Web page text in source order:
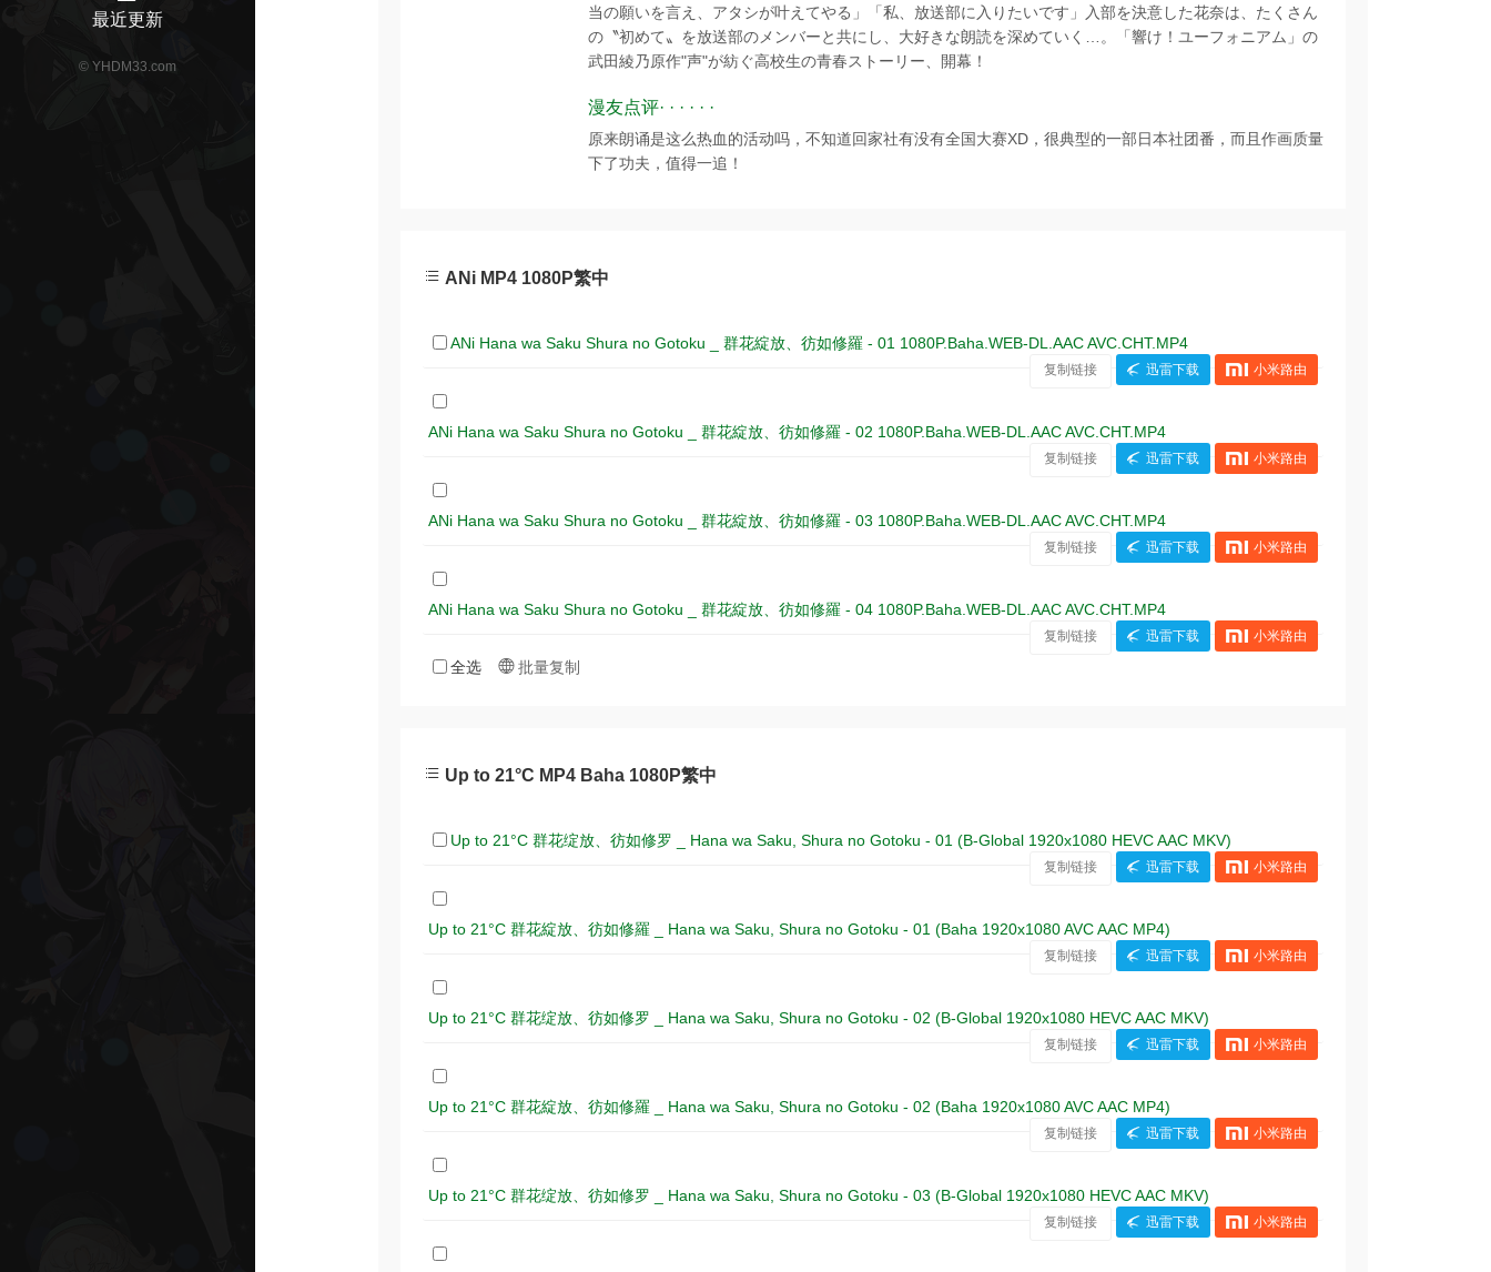
最近更新
© YHDM33.com
当の願いを言え、アタシが叶えてやる」「私、放送部に入りたいです」入部を決意した花奈は、たくさん
の〝初めて〟を放送部のメンバーと共にし、大好きな朗読を深めていく…。「響け！ユーフォニアム」の
武田綾乃原作"声"が紡ぐ高校生の青春ストーリー、開幕！
漫友点评· · · · · ·
原来朗诵是这么热血的活动吗，不知道回家社有没有全国大赛XD，很典型的一部日本社团番，而且作画质量
下了功夫，值得一追！
ANi MP4 1080P繁中
ANi Hana wa Saku Shura no Gotoku _ 群花綻放、彷如修羅 - 01 1080P.Baha.WEB-DL.AAC AVC.CHT.MP4
复制链接 迅雷下载 小米路由
ANi Hana wa Saku Shura no Gotoku _ 群花綻放、彷如修羅 - 02 1080P.Baha.WEB-DL.AAC AVC.CHT.MP4
复制链接 迅雷下载 小米路由
ANi Hana wa Saku Shura no Gotoku _ 群花綻放、彷如修羅 - 03 1080P.Baha.WEB-DL.AAC AVC.CHT.MP4
复制链接 迅雷下载 小米路由
ANi Hana wa Saku Shura no Gotoku _ 群花綻放、彷如修羅 - 04 1080P.Baha.WEB-DL.AAC AVC.CHT.MP4
复制链接 迅雷下载 小米路由
全选 批量复制
Up to 21°C MP4 Baha 1080P繁中
Up to 21°C 群花绽放、彷如修罗 _ Hana wa Saku, Shura no Gotoku - 01 (B-Global 1920x1080 HEVC AAC MKV)
复制链接 迅雷下载 小米路由
Up to 21°C 群花綻放、彷如修羅 _ Hana wa Saku, Shura no Gotoku - 01 (Baha 1920x1080 AVC AAC MP4)
复制链接 迅雷下载 小米路由
Up to 21°C 群花绽放、彷如修罗 _ Hana wa Saku, Shura no Gotoku - 02 (B-Global 1920x1080 HEVC AAC MKV)
复制链接 迅雷下载 小米路由
Up to 21°C 群花綻放、彷如修羅 _ Hana wa Saku, Shura no Gotoku - 02 (Baha 1920x1080 AVC AAC MP4)
复制链接 迅雷下载 小米路由
Up to 21°C 群花绽放、彷如修罗 _ Hana wa Saku, Shura no Gotoku - 03 (B-Global 1920x1080 HEVC AAC MKV)
复制链接 迅雷下载 小米路由